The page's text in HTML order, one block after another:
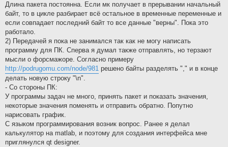
Длина пакета постоянна. Если мк получает в прерывании начальный
байт, то в цикле разбирает всё остальное в временные переменные и
если совпадает последний байт то все данные "верны". Пока это
работало.
2) Передачей я пока не занимался так как не могу написать
программу для ПК. Сперва я думал также отправлять, но терзают
мысли о форсмажоре. Согласно примеру
http://podrugomu.com/node/981 решено байты разделять "," и в конце
делать новую строку "\n".
- Со стороны ПК:
У программы задач не много, принять пакет и показать значения,
некоторые значения поменять и отправить обратно. Попутно
нарисовать график.
С языком программирования возник вопрос. Ранее я делал
калькулятор на matlab, и поэтому для создания интерфейса мне
приглянулся qt designer.